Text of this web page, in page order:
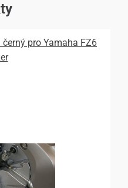
černý pro Yamaha FZ6